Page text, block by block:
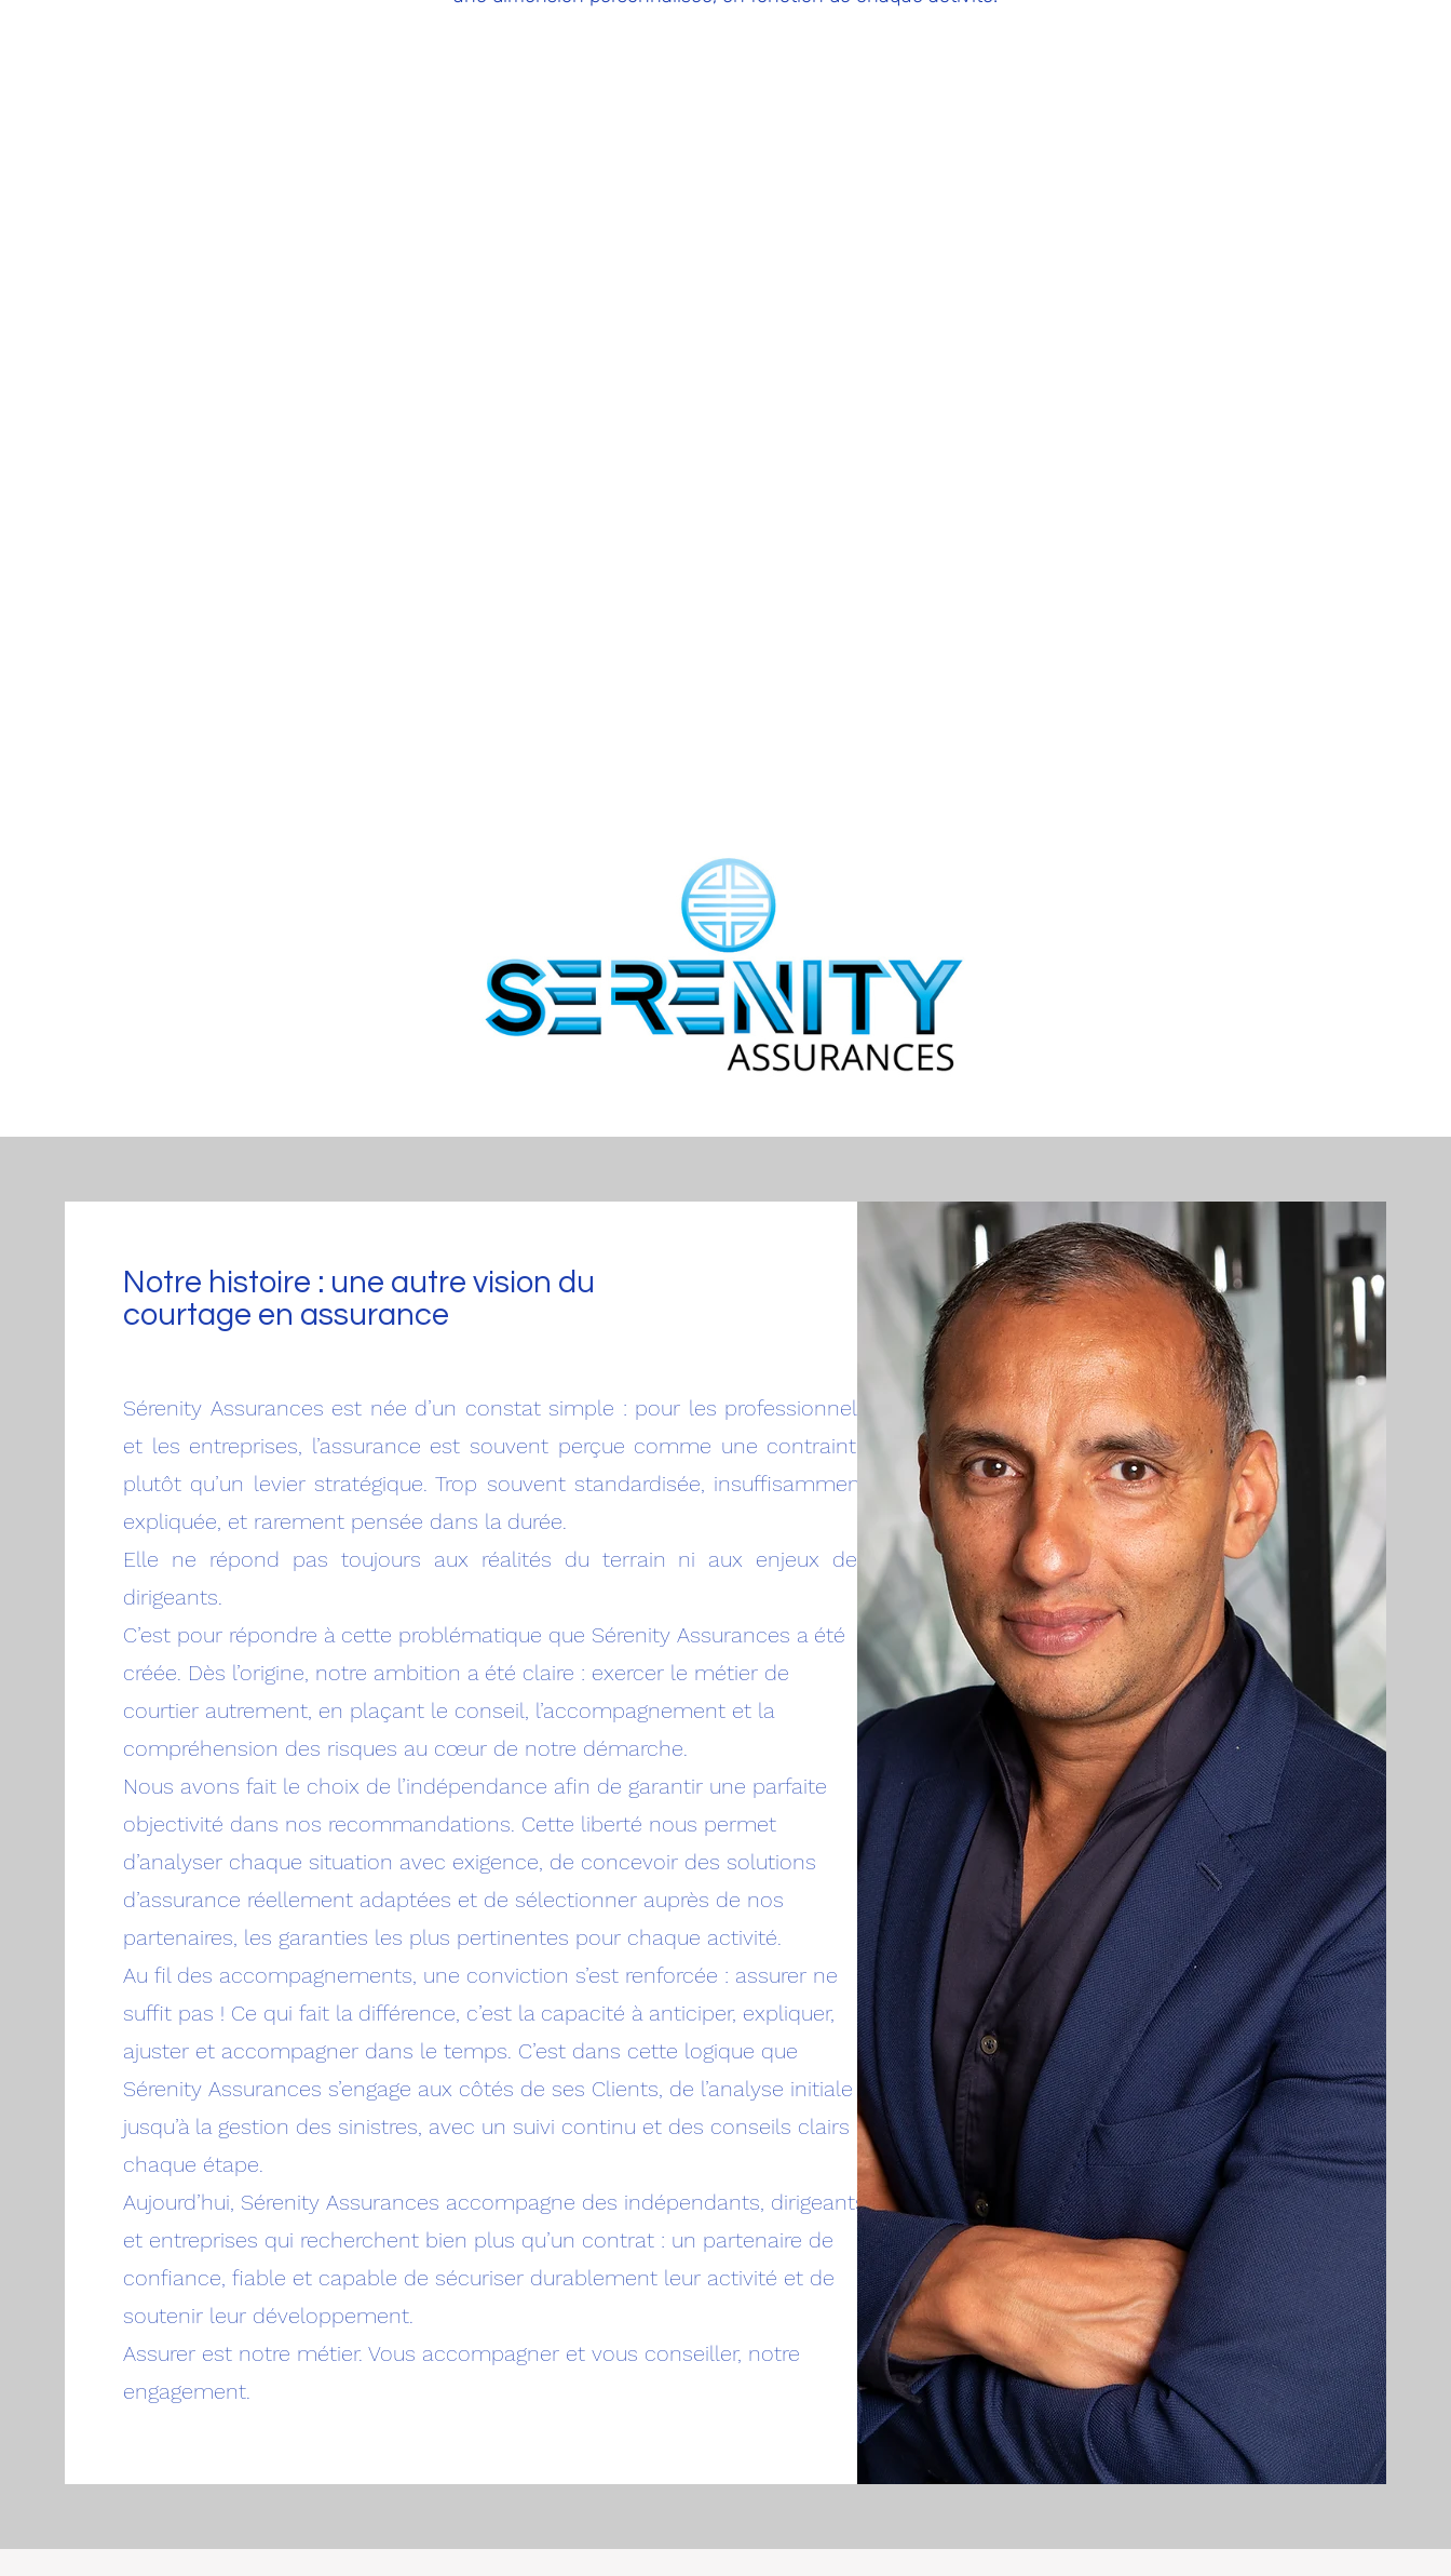
Notre histoire : une autre vision du
courtage en assurance
Sérenity Assurances est née d’un constat simple : pour les professionnels
et les entreprises, l’assurance est souvent perçue comme une contrainte
plutôt qu’un levier stratégique. Trop souvent standardisée, insuffisamment
expliquée, et rarement pensée dans la durée.
Elle ne répond pas toujours aux réalités du terrain ni aux enjeux des
dirigeants.
C’est pour répondre à cette problématique que Sérenity Assurances a été
créée. Dès l’origine, notre ambition a été claire : exercer le métier de
courtier autrement, en plaçant le conseil, l’accompagnement et la
compréhension des risques au cœur de notre démarche.
Nous avons fait le choix de l’indépendance afin de garantir une parfaite
objectivité dans nos recommandations. Cette liberté nous permet
d’analyser chaque situation avec exigence, de concevoir des solutions
d’assurance réellement adaptées et de sélectionner auprès de nos
partenaires, les garanties les plus pertinentes pour chaque activité.
Au fil des accompagnements, une conviction s’est renforcée : assurer ne
suffit pas ! Ce qui fait la différence, c’est la capacité à anticiper, expliquer,
ajuster et accompagner dans le temps. C’est dans cette logique que
Sérenity Assurances s’engage aux côtés de ses Clients, de l’analyse initiale
jusqu’à la gestion des sinistres, avec un suivi continu et des conseils clairs à
chaque étape.
Aujourd’hui, Sérenity Assurances accompagne des indépendants, dirigeants
et entreprises qui recherchent bien plus qu’un contrat : un partenaire de
confiance, fiable et capable de sécuriser durablement leur activité et de
soutenir leur développement.
Assurer est notre métier. Vous accompagner et vous conseiller, notre
engagement.